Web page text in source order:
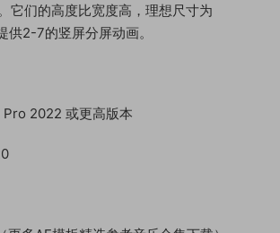
它们的高度比宽度高，理想尺寸为
2-7的竖屏分屏动画。
2022 或更高版本